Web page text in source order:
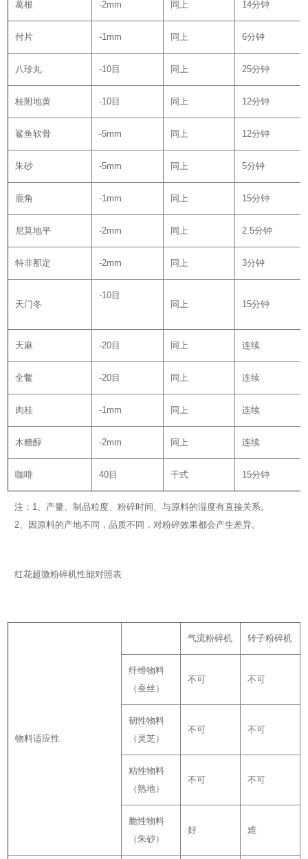
葛根 -2mm 同上 14分钟
付片 -1mm 同上 6分钟
八珍丸 -10目 同上 25分钟
桂附地黄 -10目 同上 12分钟
鲨鱼软骨 -5mm 同上 12分钟
朱砂 -5mm 同上 5分钟
鹿角 -1mm 同上 15分钟
尼莫地平 -2mm 同上 2.5分钟
特非那定 -2mm 同上 3分钟
天门冬
-10目
同上
15分钟
天麻 -20目 同上 连续
全鳖 -20目 同上 连续
肉桂 -1mm 同上 连续
木糖醇 -2mm 同上 连续
咖啡 40目 干式 15分钟
注：1、产量、制品粒度、粉碎时间、与原料的湿度有直接关系。
2、因原料的产地不同，品质不同，对粉碎效果都会产生差异。
红花超微粉碎机性能对照表
物料适应性
气流粉碎机 转子粉碎机
纤维物料
（蚕丝）
不可 不可
韧性物料
（灵芝）
不可 不可
粘性物料
（熟地）
不可 不可
脆性物料
（朱砂）
好 难